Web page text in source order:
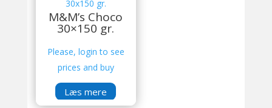
M&M’s Choco
30×150 gr.
Please, login to see
prices and buy
Læs mere